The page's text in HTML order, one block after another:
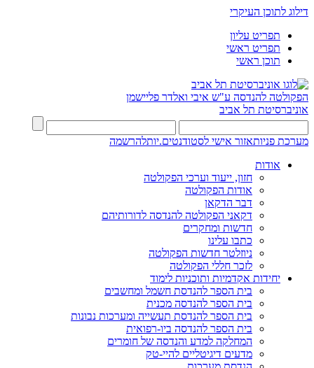
דילוג לתוכן העיקרי
תפריט עליון
תפריט ראשי
תוכן ראשי
הפקולטה להנדסה ע"ש איבי ואלדר פליישמן
אוניברסיטת תל אביב
מערכת פניותאזור אישי לסטודנטים.יותלהרשמה
אודות
חזון, ייעוד וערכי הפקולטה
אודות הפקולטה
דבר הדקאן
דקאני הפקולטה להנדסה לדורותיהם
חדשות ומחקרים
כתבו עלינו
ניוזלטר חדשות הפקולטה
לזכר חללי הפקולטה
יחידות אקדמיות ותוכניות לימוד
בית הספר להנדסת חשמל ומחשבים
בית הספר להנדסה מכנית
בית הספר להנדסת תעשייה ומערכות נבונות
בית הספר להנדסה ביו-רפואית
המחלקה למדע והנדסה של חומרים
מדעים דיגיטליים להיי-טק